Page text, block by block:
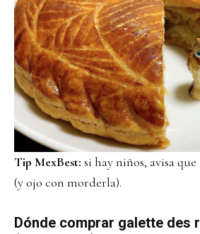
Tip MexBest: si hay niños, avisa
(y ojo con morderla).
Dónde comprar galette des